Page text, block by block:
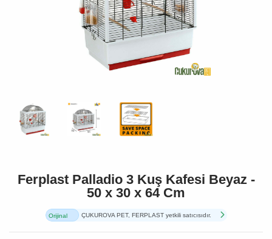
Ferplast Palladio 3 Kuş Kafesi Beyaz -
50 x 30 x 64 Cm
Orijinal
ÇUKUROVA PET, FERPLAST yetkili satıcısıdır.